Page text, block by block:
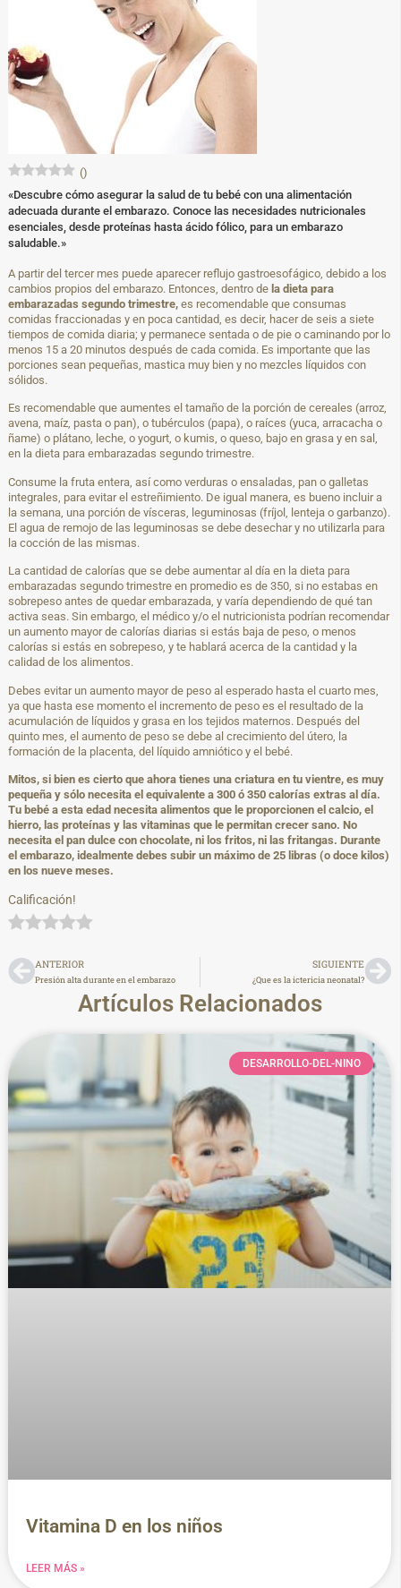
()
«Descubre cómo asegurar la salud de tu bebé con una alimentación
adecuada durante el embarazo. Conoce las necesidades nutricionales
esenciales, desde proteínas hasta ácido fólico, para un embarazo
saludable.»
A partir del tercer mes puede aparecer reflujo gastroesofágico, debido a los
cambios propios del embarazo. Entonces, dentro de la dieta para
embarazadas segundo trimestre, es recomendable que consumas
comidas fraccionadas y en poca cantidad, es decir, hacer de seis a siete
tiempos de comida diaria; y permanece sentada o de pie o caminando por lo
menos 15 a 20 minutos después de cada comida. Es importante que las
porciones sean pequeñas, mastica muy bien y no mezcles líquidos con
sólidos.
Es recomendable que aumentes el tamaño de la porción de cereales (arroz,
avena, maíz, pasta o pan), o tubérculos (papa), o raíces (yuca, arracacha o
ñame) o plátano, leche, o yogurt, o kumis, o queso, bajo en grasa y en sal,
en la dieta para embarazadas segundo trimestre.
Consume la fruta entera, así como verduras o ensaladas, pan o galletas
integrales, para evitar el estreñimiento. De igual manera, es bueno incluir a
la semana, una porción de vísceras, leguminosas (fríjol, lenteja o garbanzo).
El agua de remojo de las leguminosas se debe desechar y no utilizarla para
la cocción de las mismas.
La cantidad de calorías que se debe aumentar al día en la dieta para
embarazadas segundo trimestre en promedio es de 350, si no estabas en
sobrepeso antes de quedar embarazada, y varía dependiendo de qué tan
activa seas. Sin embargo, el médico y/o el nutricionista podrían recomendar
un aumento mayor de calorías diarias si estás baja de peso, o menos
calorías si estás en sobrepeso, y te hablará acerca de la cantidad y la
calidad de los alimentos.
Debes evitar un aumento mayor de peso al esperado hasta el cuarto mes,
ya que hasta ese momento el incremento de peso es el resultado de la
acumulación de líquidos y grasa en los tejidos maternos. Después del
quinto mes, el aumento de peso se debe al crecimiento del útero, la
formación de la placenta, del líquido amniótico y el bebé.
Mitos, si bien es cierto que ahora tienes una criatura en tu vientre, es muy
pequeña y sólo necesita el equivalente a 300 ó 350 calorías extras al día.
Tu bebé a esta edad necesita alimentos que le proporcionen el calcio, el
hierro, las proteínas y las vitaminas que le permitan crecer sano. No
necesita el pan dulce con chocolate, ni los fritos, ni las fritangas. Durante
el embarazo, idealmente debes subir un máximo de 25 libras (o doce kilos)
en los nueve meses.
Calificación!
ANTERIOR
Presión alta durante en el embarazo
SIGUIENTE
¿Que es la ictericia neonatal?
Artículos Relacionados
DESARROLLO-DEL-NINO
Vitamina D en los niños
LEER MÁS »